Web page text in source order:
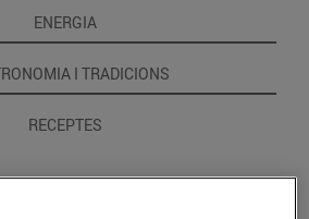
ENERGIA
I TRADICIONS
RECEPTES